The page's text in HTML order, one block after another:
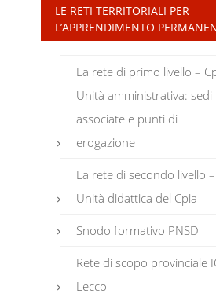
LE RETI TERRITORIALI PER
L’APPRENDIMENTO
La rete di primo livello –
Unità amministrativa: sedi
associate e punti di
erogazione
La rete di secondo livello –
Unità didattica del Cpia
Snodo formativo PNSD
Rete di scopo provinciale
Lecco